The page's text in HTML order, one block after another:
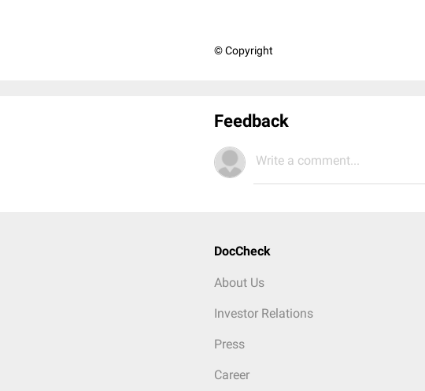
© Copyright
Feedback
Write a comment...
DocCheck
About Us
Investor Relations
Press
Career